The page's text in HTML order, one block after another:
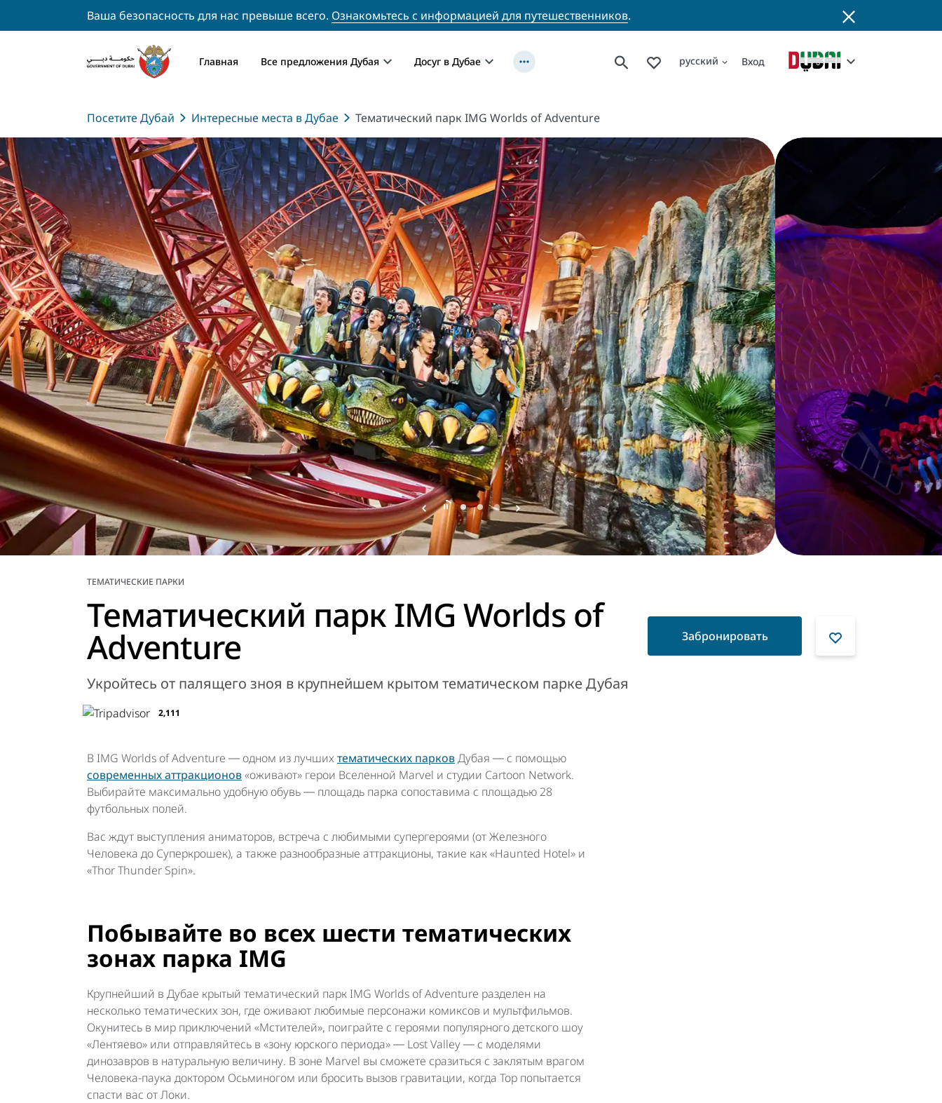
Ваша безопасность для нас превыше всего. Ознакомьтесь с информацией для путешественников.
Главная Все предложения Дубая Досуг в Дубае русский Вход
Посетите Дубай Интересные места в Дубае Тематический парк IMG Worlds of Adventure
ТЕМАТИЧЕСКИЕ ПАРКИ
Тематический парк IMG Worlds of
Adventure Забронировать
Укройтесь от палящего зноя в крупнейшем крытом тематическом парке Дубая
2,111
В IMG Worlds of Adventure ― одном из лучшихтематических парковДубая ― с помощью
современных аттракционов«оживают» герои Вселенной Marvel и студии Cartoon Network.
Выбирайте максимально удобную обувь ― площадь парка сопоставима с площадью 28
футбольных полей.
Вас ждут выступления аниматоров, встреча с любимыми супергероями (от Железного
Человека до Суперкрошек), а также разнообразные аттракционы, такие как «Haunted Hotel» и
«Thor Thunder Spin».
Побывайте во всех шести тематических
зонах парка IMG
Крупнейший в Дубае крытый тематический парк IMG Worlds of Adventure разделен на
несколько тематических зон, где оживают любимые персонажи комиксов и мультфильмов.
Окунитесь в мир приключений «Мстителей», поиграйте с героями популярного детского шоу
«Лентяево» или отправляйтесь в «зону юрского периода» ― Lost Valley ― с моделями
динозавров в натуральную величину. В зоне Marvel вы сможете сразиться с заклятым врагом
Человека-паука доктором Осьминогом или бросить вызов гравитации, когда Тор попытается
спасти вас от Локи.